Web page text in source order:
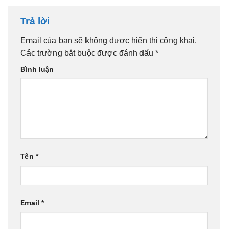
Trả lời
Email của bạn sẽ không được hiển thị công khai.
Các trường bắt buộc được đánh dấu *
Bình luận
Tên *
Email *